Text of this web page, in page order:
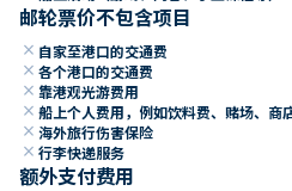
邮轮票价不包含项目
close 自家至港口的交通费
close 各个港口的交通费
close 靠港观光游费用
close 船上个人费用，例如饮料费、赌场、商
close 海外旅行伤害保险
close 行李快递服务
额外支付费用